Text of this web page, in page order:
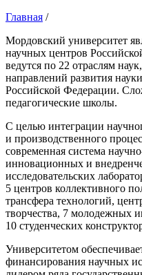
Главная /
Мордовский университет
научных центров
ведутся по 22 отраслям
направлений развития
Российской Федерации.
педагогические школы.
С целью интеграции
и производственного
современная система
инновационных и
исследовательских
5 центров коллективного
трансфера технологий,
творчества, 7 молодежных
10 студенческих
Университетом
финансирования научных